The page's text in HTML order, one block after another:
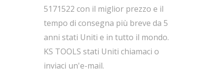
5171522 con il miglior prezzo e il
tempo di consegna più breve da 5
anni stati Uniti e in tutto il mondo.
KS TOOLS stati Uniti chiamaci o
inviaci un'e-mail.